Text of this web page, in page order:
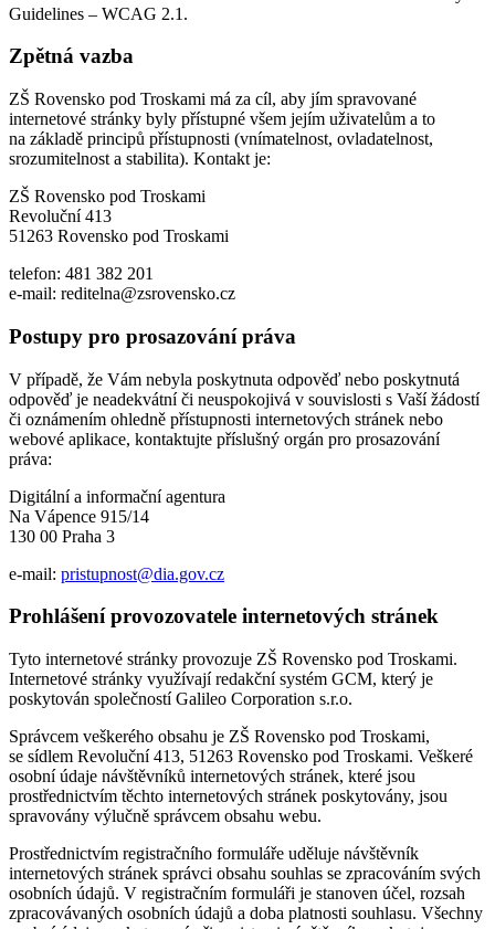
Guidelines – WCAG 2.1.
Zpětná vazba
ZŠ Rovensko pod Troskami má za cíl, aby jím spravované
internetové stránky byly přístupné všem jejím uživatelům a to
na základě principů přístupnosti (vnímatelnost, ovladatelnost,
srozumitelnost a stabilita). Kontakt je:
ZŠ Rovensko pod Troskami
Revoluční 413
51263 Rovensko pod Troskami
telefon: 481 382 201
e-mail: reditelna@zsrovensko.cz
Postupy pro prosazování práva
V případě, že Vám nebyla poskytnuta odpověď nebo poskytnutá
odpověď je neadekvátní či neuspokojivá v souvislosti s Vaší žádostí
či oznámením ohledně přístupnosti internetových stránek nebo
webové aplikace, kontaktujte příslušný orgán pro prosazování
práva:
Digitální a informační agentura
Na Vápence 915/14
130 00 Praha 3
e-mail: pristupnost@dia.gov.cz
Prohlášení provozovatele internetových stránek
Tyto internetové stránky provozuje ZŠ Rovensko pod Troskami.
Internetové stránky využívají redakční systém GCM, který je
poskytován společností Galileo Corporation s.r.o.
Správcem veškerého obsahu je ZŠ Rovensko pod Troskami,
se sídlem Revoluční 413, 51263 Rovensko pod Troskami. Veškeré
osobní údaje návštěvníků internetových stránek, které jsou
prostřednictvím těchto internetových stránek poskytovány, jsou
spravovány výlučně správcem obsahu webu.
Prostřednictvím registračního formuláře uděluje návštěvník
internetových stránek správci obsahu souhlas se zpracováním svých
osobních údajů. V registračním formuláři je stanoven účel, rozsah
zpracovávaných osobních údajů a doba platnosti souhlasu. Všechny